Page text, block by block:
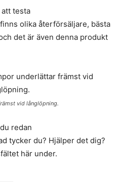
testa
olika återförsäljare, bästa
det är även denna produkt
vid långlöpning.
redan
tycker du? Hjälper det dig?
här under.